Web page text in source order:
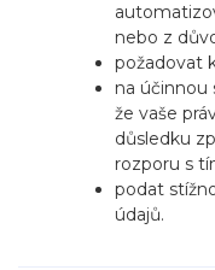
nebo z
požadovat
na účinnou
že vaše
důsledku
rozporu s
podat
údajů.